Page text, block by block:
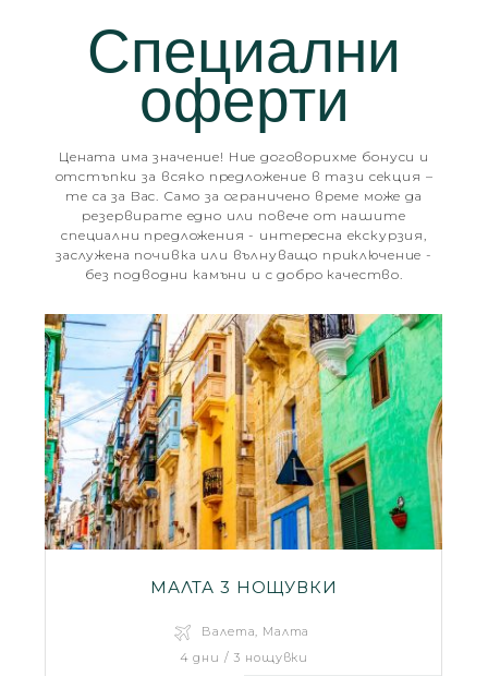
Специални
оферти
Цената има значение! Ние договорихме бонуси и
отстъпки за всяко предложение в тази секция –
те са за Вас. Само за ограничено време може да
резервирате едно или повече от нашите
специални предложения - интересна екскурзия,
заслужена почивка или вълнуващо приключение -
без подводни камъни и с добро качество.
МАЛТА 3 НОЩУВКИ
Валета, Малта
4 дни / 3 нощувки